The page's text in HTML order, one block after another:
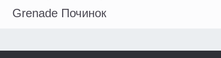
Grenade Починок